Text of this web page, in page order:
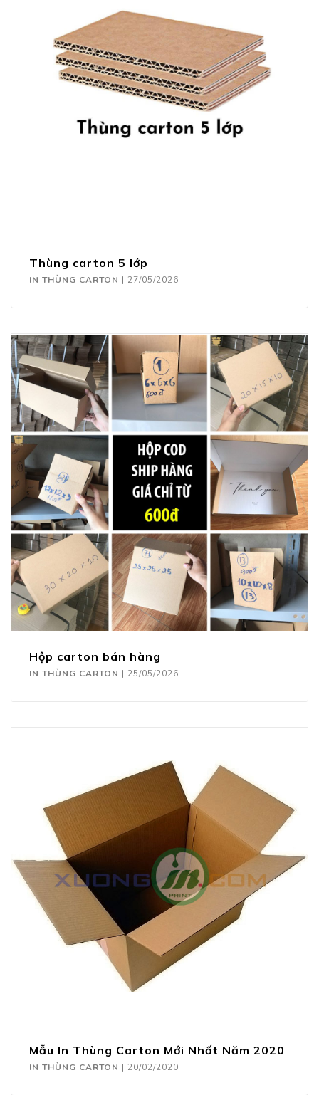
Thùng carton 5 lớp
IN THÙNG CARTON | 27/05/2026
Hộp carton bán hàng
IN THÙNG CARTON | 25/05/2026
Mẫu In Thùng Carton Mới Nhất Năm 2020
IN THÙNG CARTON | 20/02/2020